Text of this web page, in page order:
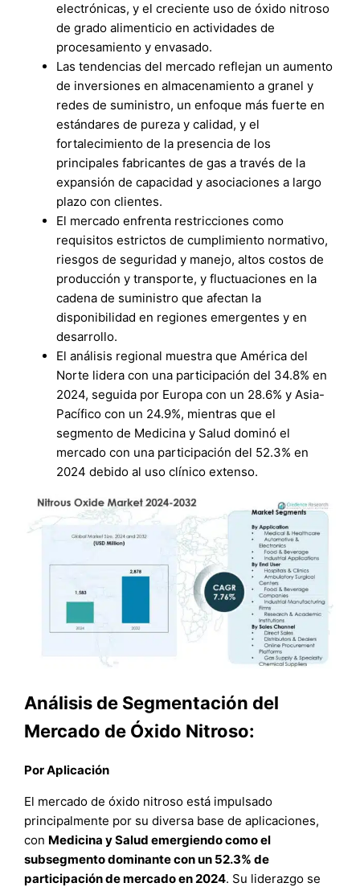
electrónicas, y el creciente uso de óxido nitroso
de grado alimenticio en actividades de
procesamiento y envasado.
Las tendencias del mercado reflejan un aumento
de inversiones en almacenamiento a granel y
redes de suministro, un enfoque más fuerte en
estándares de pureza y calidad, y el
fortalecimiento de la presencia de los
principales fabricantes de gas a través de la
expansión de capacidad y asociaciones a largo
plazo con clientes.
El mercado enfrenta restricciones como
requisitos estrictos de cumplimiento normativo,
riesgos de seguridad y manejo, altos costos de
producción y transporte, y fluctuaciones en la
cadena de suministro que afectan la
disponibilidad en regiones emergentes y en
desarrollo.
El análisis regional muestra que América del
Norte lidera con una participación del 34.8% en
2024, seguida por Europa con un 28.6% y Asia-
Pacífico con un 24.9%, mientras que el
segmento de Medicina y Salud dominó el
mercado con una participación del 52.3% en
2024 debido al uso clínico extenso.
Análisis de Segmentación del
Mercado de Óxido Nitroso:
Por Aplicación
El mercado de óxido nitroso está impulsado
principalmente por su diversa base de aplicaciones,
con Medicina y Salud emergiendo como el
subsegmento dominante con un 52.3% de
participación de mercado en 2024. Su liderazgo se